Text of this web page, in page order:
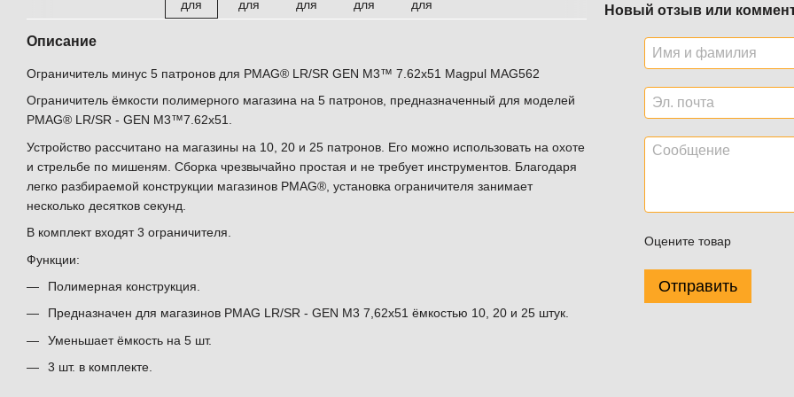
Описание
Ограничитель минус 5 патронов для PMAG® LR/SR GEN M3™ 7.62x51 Magpul MAG562
Ограничитель ёмкости полимерного магазина на 5 патронов, предназначенный для моделей
PMAG® LR/SR - GEN M3™7.62x51.
Устройство рассчитано на магазины на 10, 20 и 25 патронов. Его можно использовать на охоте
и стрельбе по мишеням. Сборка чрезвычайно простая и не требует инструментов. Благодаря
легко разбираемой конструкции магазинов PMAG®, установка ограничителя занимает
несколько десятков секунд.
В комплект входят 3 ограничителя.
Функции:
Полимерная конструкция.
Предназначен для магазинов PMAG LR/SR - GEN M3 7,62x51 ёмкостью 10, 20 и 25 штук.
Уменьшает ёмкость на 5 шт.
3 шт. в комплекте.
Новый отзыв или
Оцените товар
Отправить